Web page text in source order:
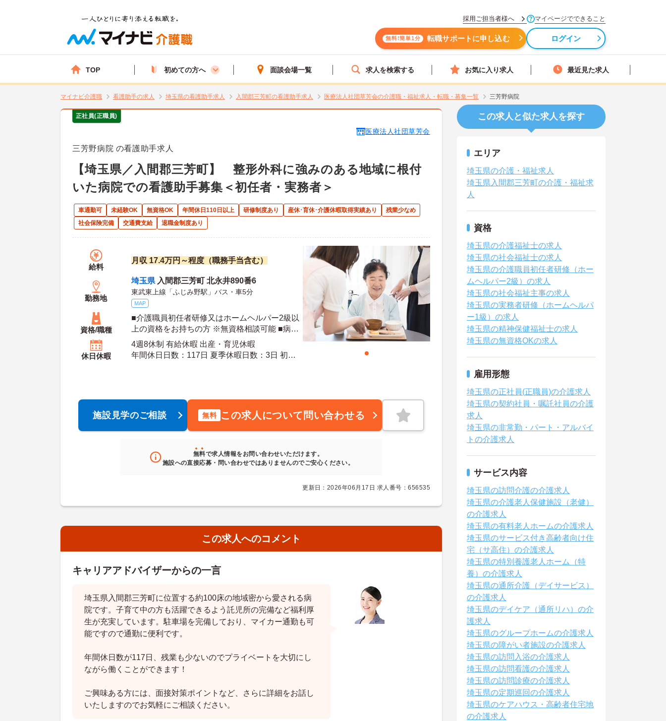
採用ご担当者様へ マイページでできること
無料!簡単1分 転職サポートに申し込む ログイン
TOP 初めての方へ 面談会場一覧 求人を検索する お気に入り求人 最近見た求人
マイナビ介護職 看護助手の求人 埼玉県の看護助手求人 入間郡三芳町の看護助手求人 医療法人社団草芳会の介護職・福祉求人・転職・募集一覧 三芳野病院
正社員(正職員)
医療法人社団草芳会
三芳野病院 の看護助手求人
【埼玉県／入間郡三芳町】 整形外科に強みのある地域に根付
いた病院での看護助手募集＜初任者・実務者＞
車通勤可 未経験OK 無資格OK 年間休日110日以上 研修制度あり 産休･育休･介護休暇取得実績あり
残業少なめ
社会保険完備
交通費支給 退職金制度あり
給料
月収 17.4万円～程度（職務手当含む）
勤務地
埼玉県 入間郡三芳町 北永井890番6
東武東上線「ふじみ野駅」バス・車5分
MAP
資格/職種
■介護職員初任者研修又はホームヘルパー2級以
上の資格をお持ちの方 ※無資格相談可能 ■病
院、施設等での経験をお持ちの方
休日休暇
4週8休制 有給休暇 出産・育児休暇
年間休日日数：117日 夏季休暇日数：3日 初年
施設見学のご相談 無料 この求人について問い合わせる
無料で求人情報をお問い合わせいただけます。
施設への直接応募・問い合わせではありませんのでご安心ください。
更新日：2026年06月17日 求人番号：656535
この求人へのコメント
キャリアアドバイザーからの一言
埼玉県入間郡三芳町に位置する約100床の地域密から愛される病
院です。子育て中の方も活躍できるよう託児所の完備など福利厚
生が充実しています。駐車場を完備しており、マイカー通勤も可
能ですので通勤に便利です。
年間休日数が117日、残業も少ないのでプライベートを大切にし
ながら働くことができます！
ご興味ある方には、面接対策ポイントなど、さらに詳細をお話し
いたしますのでお気軽にご相談ください。
この求人と似た求人を探す
エリア
埼玉県の介護・福祉求人
埼玉県入間郡三芳町の介護・福祉求
人
資格
埼玉県の介護福祉士の求人
埼玉県の社会福祉士の求人
埼玉県の介護職員初任者研修（ホー
ムヘルパー2級）の求人
埼玉県の社会福祉主事の求人
埼玉県の実務者研修（ホームヘルパ
ー1級）の求人
埼玉県の精神保健福祉士の求人
埼玉県の無資格OKの求人
雇用形態
埼玉県の正社員(正職員)の介護求人
埼玉県の契約社員・嘱託社員の介護
求人
埼玉県の非常勤・パート・アルバイ
トの介護求人
サービス内容
埼玉県の訪問介護の介護求人
埼玉県の介護老人保健施設（老健）
の介護求人
埼玉県の有料老人ホームの介護求人
埼玉県のサービス付き高齢者向け住
宅（サ高住）の介護求人
埼玉県の特別養護老人ホーム（特
養）の介護求人
埼玉県の通所介護（デイサービス）
の介護求人
埼玉県のデイケア（通所リハ）の介
護求人
埼玉県のグループホームの介護求人
埼玉県の障がい者施設の介護求人
埼玉県の訪問入浴の介護求人
埼玉県の訪問看護の介護求人
埼玉県の訪問診療の介護求人
埼玉県の定期巡回の介護求人
埼玉県のケアハウス・高齢者住宅地
の介護求人